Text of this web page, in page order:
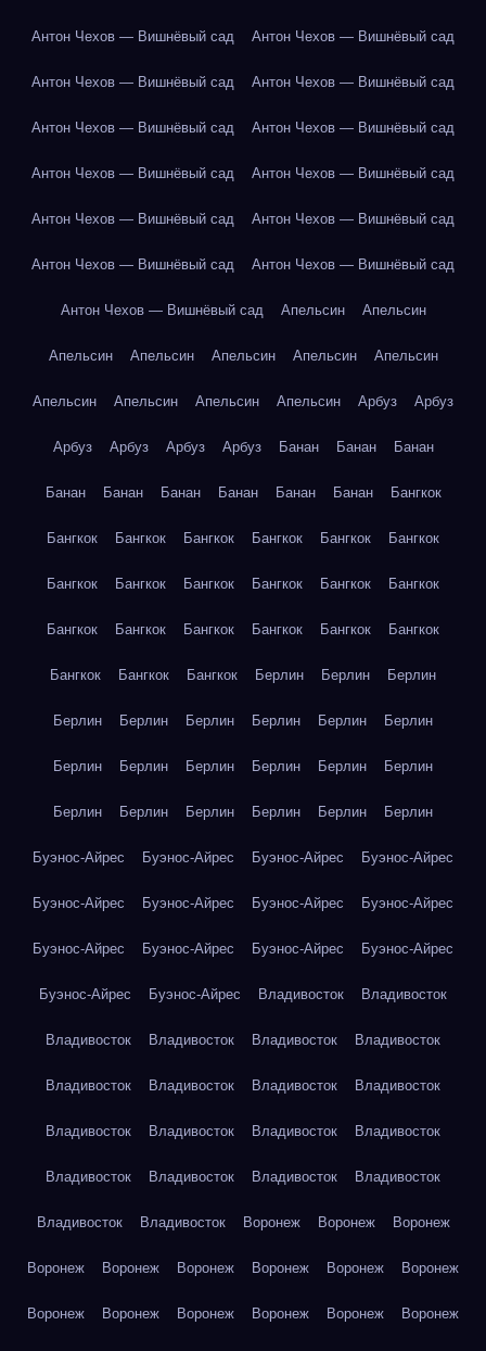
Антон Чехов — Вишнёвый сад Антон Чехов — Вишнёвый сад
Антон Чехов — Вишнёвый сад Антон Чехов — Вишнёвый сад
Антон Чехов — Вишнёвый сад Антон Чехов — Вишнёвый сад
Антон Чехов — Вишнёвый сад Антон Чехов — Вишнёвый сад
Антон Чехов — Вишнёвый сад Антон Чехов — Вишнёвый сад
Антон Чехов — Вишнёвый сад Антон Чехов — Вишнёвый сад
Антон Чехов — Вишнёвый сад Апельсин Апельсин
Апельсин Апельсин Апельсин Апельсин Апельсин
Апельсин Апельсин Апельсин Апельсин Арбуз Арбуз
Арбуз Арбуз Арбуз Арбуз Банан Банан Банан
Банан Банан Банан Банан Банан Банан Бангкок
Бангкок Бангкок Бангкок Бангкок Бангкок Бангкок
Бангкок Бангкок Бангкок Бангкок Бангкок Бангкок
Бангкок Бангкок Бангкок Бангкок Бангкок Бангкок
Бангкок Бангкок Бангкок Берлин Берлин Берлин
Берлин Берлин Берлин Берлин Берлин Берлин
Берлин Берлин Берлин Берлин Берлин Берлин
Берлин Берлин Берлин Берлин Берлин Берлин
Буэнос-Айрес Буэнос-Айрес Буэнос-Айрес Буэнос-Айрес
Буэнос-Айрес Буэнос-Айрес Буэнос-Айрес Буэнос-Айрес
Буэнос-Айрес Буэнос-Айрес Буэнос-Айрес Буэнос-Айрес
Буэнос-Айрес Буэнос-Айрес Владивосток Владивосток
Владивосток Владивосток Владивосток Владивосток
Владивосток Владивосток Владивосток Владивосток
Владивосток Владивосток Владивосток Владивосток
Владивосток Владивосток Владивосток Владивосток
Владивосток Владивосток Воронеж Воронеж Воронеж
Воронеж Воронеж Воронеж Воронеж Воронеж Воронеж
Воронеж Воронеж Воронеж Воронеж Воронеж Воронеж